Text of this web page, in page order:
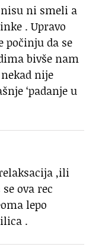
ni smeli a
. Upravo
počinju da se
bivše nam
nije
‘padanje u
,ili
ova rec
lepo
.